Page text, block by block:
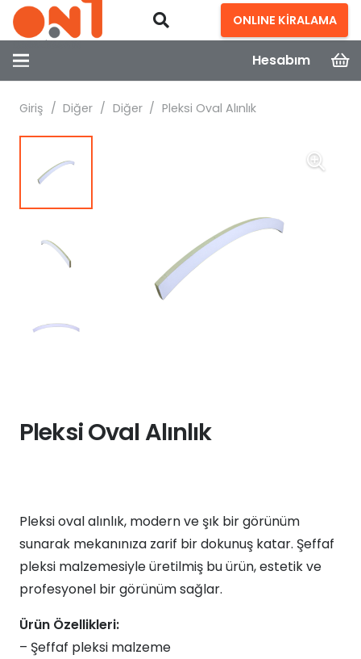
ONLINE KİRALAMA
Hesabım
Giriş / Diğer / Diğer / Pleksi Oval Alınlık
Pleksi Oval Alınlık
Pleksi oval alınlık, modern ve şık bir görünüm
sunarak mekanınıza zarif bir dokunuş katar. Şeffaf
pleksi malzemesiyle üretilmiş bu ürün, estetik ve
profesyonel bir görünüm sağlar.
Ürün Özellikleri:
– Şeffaf pleksi malzeme